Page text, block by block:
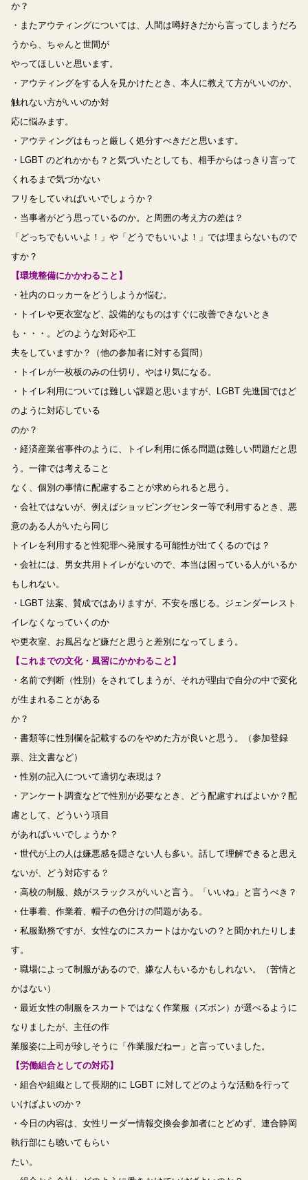
か？
・またアウティングについては、人間は噂好きだから言ってしまうだろ
うから、ちゃんと世間が
やってほしいと思います。
・アウティングをする人を見かけたとき、本人に教えて方がいいのか、
触れない方がいいのか対
応に悩みます。
・アウティングはもっと厳しく処分すべきだと思います。
・LGBT のどれかかも？と気づいたとしても、相手からはっきり言って
くれるまで気づかない
フリをしていればいいでしょうか？
・当事者がどう思っているのか。と周囲の考え方の差は？
「どっちでもいいよ！」や「どうでもいいよ！」では埋まらないもので
すか？
【環境整備にかかわること】
・社内のロッカーをどうしようか悩む。
・トイレや更衣室など、設備的なものはすぐに改善できないとき
も・・・。どのような対応や工
夫をしていますか？（他の参加者に対する質問）
・トイレが一枚板のみの仕切り。やはり気になる。
・トイレ利用については難しい課題と思いますが、LGBT 先進国ではど
のように対応している
のか？
・経済産業省事件のように、トイレ利用に係る問題は難しい問題だと思
う。一律では考えること
なく、個別の事情に配慮することが求められると思う。
・会社ではないが、例えばショッピングセンター等で利用するとき、悪
意のある人がいたら同じ
トイレを利用すると性犯罪へ発展する可能性が出てくるのでは？
・会社には、男女共用トイレがないので、本当は困っている人がいるか
もしれない。
・LGBT 法案、賛成ではありますが、不安を感じる。ジェンダーレスト
イレなくなっていくのか
や更衣室、お風呂など嫌だと思うと差別になってしまう。
【これまでの文化・風習にかかわること】
・名前で判断（性別）をされてしまうが、それが理由で自分の中で変化
が生まれることがある
か？
・書類等に性別欄を記載するのをやめた方が良いと思う。（参加登録
票、注文書など）
・性別の記入について適切な表現は？
・アンケート調査などで性別が必要なとき、どう配慮すればよいか？配
慮として、どういう項目
があればいいでしょうか？
・世代が上の人は嫌悪感を隠さない人も多い。話して理解できると思え
ないが、どう対応する？
・高校の制服、娘がスラックスがいいと言う。「いいね」と言うべき？
・仕事着、作業着、帽子の色分けの問題がある。
・私服勤務ですが、女性なのにスカートはかないの？と聞かれたりしま
す。
・職場によって制服があるので、嫌な人もいるかもしれない。（苦情と
かはない）
・最近女性の制服をスカートではなく作業服（ズボン）が選べるように
なりましたが、主任の作
業服姿に上司が珍しそうに「作業服だねー」と言っていました。
【労働組合としての対応】
・組合や組織として長期的に LGBT に対してどのような活動を行って
いけばよいのか？
・今日の内容は、女性リーダー情報交換会参加者にとどめず、連合静岡
執行部にも聴いてもらい
たい。